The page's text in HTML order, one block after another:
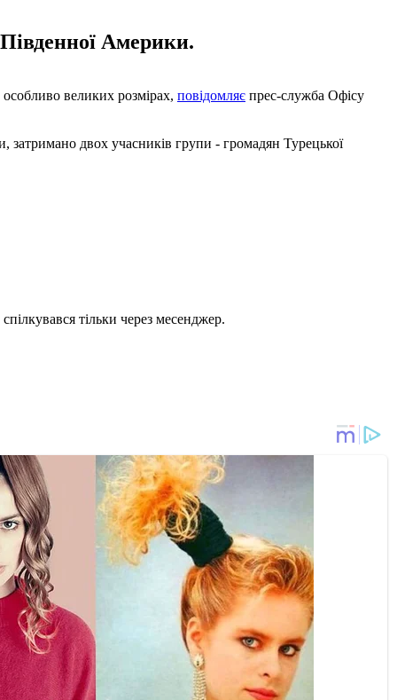
Америки.
великих розмірах, повідомляє прес-служба Офісу
затримано двох учасників групи - громадян Турецької
тільки через месенджер.